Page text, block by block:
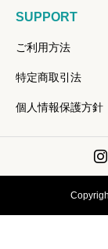
SUPPORT
ご利用方法
特定商取引法
個人情報保護方針